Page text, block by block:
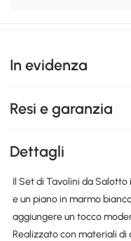
In evidenza
Resi e garanzia
Dettagli
Il Set di Tavolini da Salotto
e un piano in marmo
aggiungere un tocco
Realizzato con materiali di